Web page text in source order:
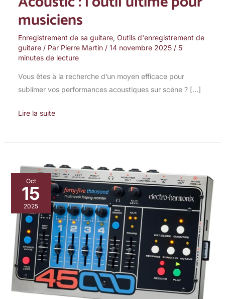
musiciens
Enregistrement de sa guitare, Outils d'enregistrement de
guitare/ Par Pierre Martin / 14 novembre 2025 / 5
minutes de lecture
Vous êtes à la recherche d’un moyen efficace pour
sublimer vos performances acoustiques sur scène ? […]
Lire la suite
Oct
15
2025
Test
du
looper
Electro
Harmonix
45000